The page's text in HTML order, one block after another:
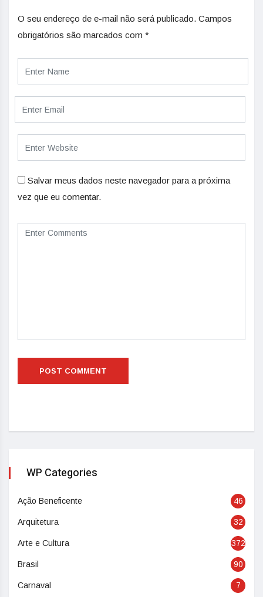
O seu endereço de e-mail não será publicado. Campos
obrigatórios são marcados com *
Salvar meus dados neste navegador para a próxima
vez que eu comentar.
WP Categories
Ação Beneficente 46
Arquitetura 32
Arte e Cultura 372
Brasil 90
Carnaval 7